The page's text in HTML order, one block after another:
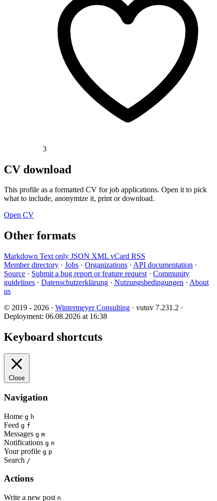
3
CV download
This profile as a formatted CV for job applications. Open it to pick
what to include, anonymize it, print or download.
Open CV
Other formats
Markdown Text only JSON XML vCard RSS
Member directory · Jobs · Organizations · API documentation ·
Source · Submit a bug report or feature request · Community
guidelines · Datenschutzerklärung · Nutzungsbedingungen · About
us
© 2019 - 2026 · Wintermeyer Consulting · vutuv 7.231.2 ·
Deployment: 06.08.2026 at 16:38
Keyboard shortcuts
Close
Navigation
Home g h
Feed g f
Messages g m
Notifications g n
Your profile g p
Search /
Actions
Write a new post n